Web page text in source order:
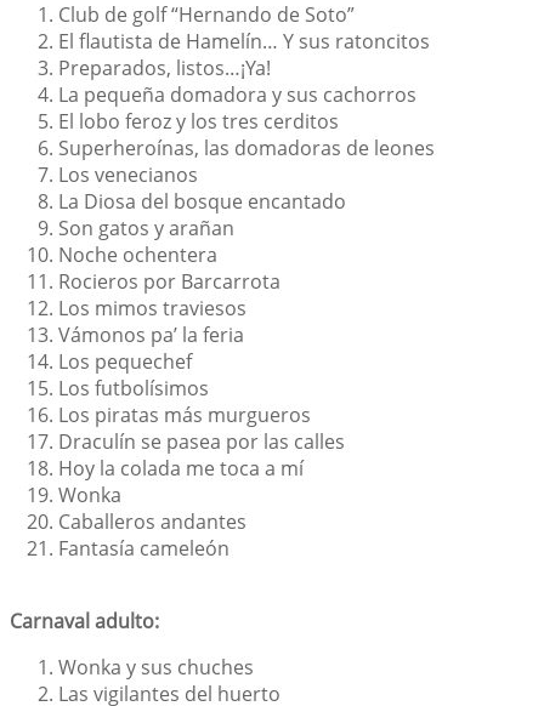
Club de golf “Hernando de Soto”
El flautista de Hamelín… Y sus ratoncitos
Preparados, listos…¡Ya!
La pequeña domadora y sus cachorros
El lobo feroz y los tres cerditos
Superheroínas, las domadoras de leones
Los venecianos
La Diosa del bosque encantado
Son gatos y arañan
Noche ochentera
Rocieros por Barcarrota
Los mimos traviesos
Vámonos pa’ la feria
Los pequechef
Los futbolísimos
Los piratas más murgueros
Draculín se pasea por las calles
Hoy la colada me toca a mí
Wonka
Caballeros andantes
Fantasía cameleón
Carnaval adulto:
Wonka y sus chuches
Las vigilantes del huerto